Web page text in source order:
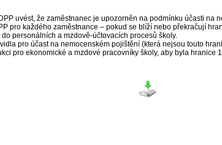
uvést, že zaměstnanec je upozorněn na podmínku účasti na
pro každého zaměstnance – pokud se blíží nebo překračují
personálních a mzdově-účtovacích procesů školy.
pro účast na nemocenském pojištění (která nejsou touto
pro ekonomické a mzdové pracovníky školy, aby byla hranice